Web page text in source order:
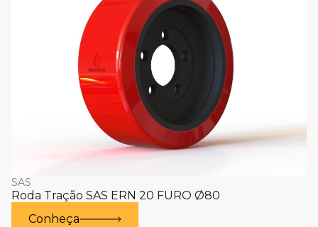
SAS
Roda Tração SAS ERN 20 FURO Ø80
Conheça